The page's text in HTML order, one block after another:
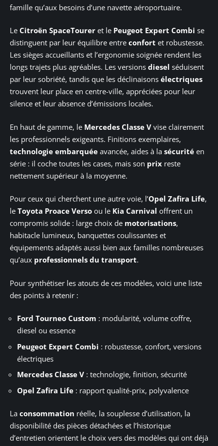
famille qu’aux besoins d’une navette aéroportuaire.
Le Citroën SpaceTourer et le Peugeot Expert Combi se
distinguent par leur équilibre entre confort et robustesse.
Les sièges accueillants et l’ergonomie soignée rendent les
longs trajets plus agréables. Les versions diesel séduisent
par leur sobriété, tandis que les déclinaisons électriques
trouvent leur place en centre-ville, appréciées pour leur
silence et leur absence d’émissions locales.
En haut de gamme, le Mercedes Classe V vise clairement
les professionnels exigeants. Finitions exemplaires,
technologie embarquée avancée, aides à la sécurité en
série : il coche toutes les cases, mais son prix reste
nettement supérieur à la moyenne.
Pour ceux qui cherchent une autre voie, l’Opel Zafira Life,
le Toyota Proace Verso ou le Kia Carnival offrent un
compromis solide : large choix de motorisations,
habitacle lumineux, banquettes coulissantes et
équipements adaptés aussi bien aux familles nombreuses
qu’aux professionnels du transport.
Pour synthétiser les atouts de ces modèles, voici une liste
des points à retenir :
Ford Tourneo Custom : modularité, volume coffre,
diesel ou essence
Peugeot Expert Combi : robustesse, confort, versions
électriques
Mercedes Classe V : technologie, finition, sécurité
Opel Zafira Life : rapport qualité-prix, polyvalence
La consommation réelle, la souplesse d’utilisation, la
disponibilité des pièces détachées et l’historique
d’entretien orientent le choix vers des modèles qui ont déjà